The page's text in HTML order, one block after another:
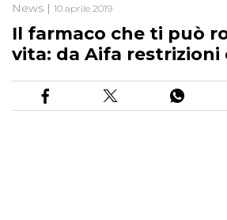
News | 10 aprile 2019
Il farmaco che ti può
vita: da Aifa restrizioni